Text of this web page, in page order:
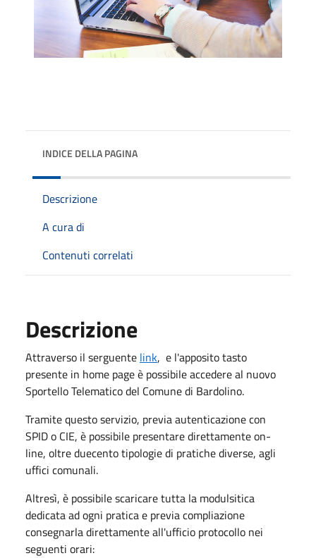
INDICE DELLA PAGINA
Descrizione
A cura di
Contenuti correlati
Descrizione
Attraverso il serguente link, e l'apposito tasto
presente in home page è possibile accedere al nuovo
Sportello Telematico del Comune di Bardolino.
Tramite questo servizio, previa autenticazione con
SPID o CIE, è possibile presentare direttamente on-
line, oltre duecento tipologie di pratiche diverse, agli
uffici comunali.
Altresì, è possibile scaricare tutta la modulsitica
dedicata ad ogni pratica e previa compliazione
consegnarla direttamente all'ufficio protocollo nei
seguenti orari: